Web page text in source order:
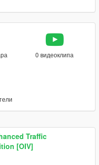
0 видеоклипа
Traffic
[OIV]